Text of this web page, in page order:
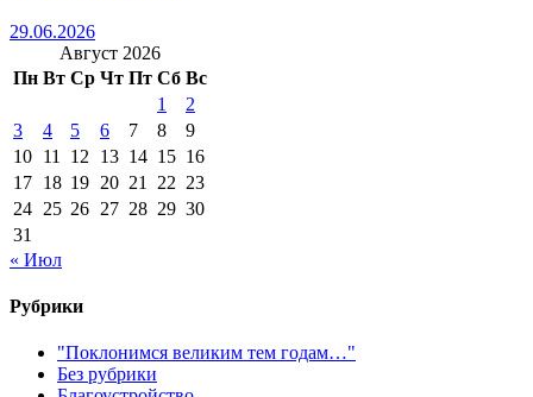
29.06.2026
Август 2026
Пн Вт Ср Чт Пт Сб Вс
1
2
3
4 5 6 7 8
9
10 11 12 13 14 15 16
17 18 19 20 21 22 23
24 25 26 27 28 29 30
31
« Июл
Рубрики
"Поклонимся великим тем годам…"
Без рубрики